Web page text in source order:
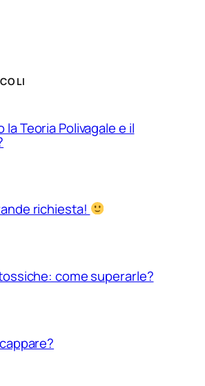
la Teoria Polivagale e il
richiesta!
come superarle?